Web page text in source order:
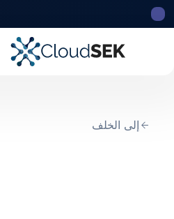
إلى الخلف